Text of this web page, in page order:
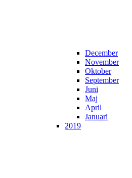
December
November
Oktober
September
Juni
Maj
April
Januari
2019